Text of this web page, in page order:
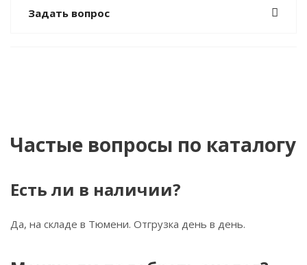
Задать вопрос
Частые вопросы по каталогу
Есть ли в наличии?
Да, на складе в Тюмени. Отгрузка день в день.